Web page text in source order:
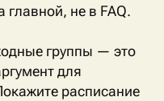
главной, не в FAQ.
группы — это
для
расписание